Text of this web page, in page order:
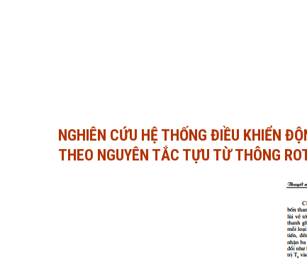
NGHIÊN CỨU HỆ THỐNG ĐIỀU KHIỂN
THEO NGUYÊN TẮC TỰU TỪ THÔNG